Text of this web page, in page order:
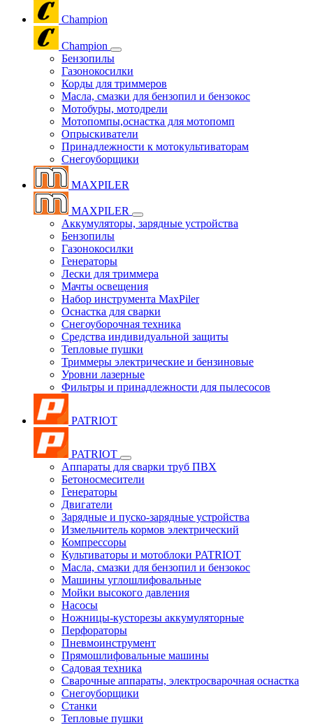
Champion
Champion
Бензопилы
Газонокосилки
Корды для триммеров
Масла, смазки для бензопил и бензокос
Мотобуры, мотодрели
Мотопомпы,оснастка для мотопомп
Опрыскиватели
Принадлежности к мотокультиваторам
Снегоуборщики
MAXPILER
MAXPILER
Аккумуляторы, зарядные устройства
Бензопилы
Газонокосилки
Генераторы
Лески для триммера
Мачты освещения
Набор инструмента MaxPiler
Оснастка для сварки
Снегоуборочная техника
Средства индивидуальной защиты
Тепловые пушки
Триммеры электрические и бензиновые
Уровни лазерные
Фильтры и принадлежности для пылесосов
PATRIOT
PATRIOT
Аппараты для сварки труб ПВХ
Бетоносмесители
Генераторы
Двигатели
Зарядные и пуско-зарядные устройства
Измельчитель кормов электрический
Компрессоры
Культиваторы и мотоблоки PATRIOT
Масла, смазки для бензопил и бензокос
Машины углошлифовальные
Мойки высокого давления
Насосы
Ножницы-кусторезы аккумуляторные
Перфораторы
Пневмоинструмент
Прямошлифовальные машины
Садовая техника
Сварочные аппараты, электросварочная оснастка
Снегоуборщики
Станки
Тепловые пушки